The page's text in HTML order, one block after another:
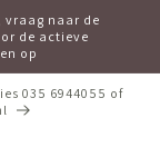
naar de
de actieve
op
035 6944055 of